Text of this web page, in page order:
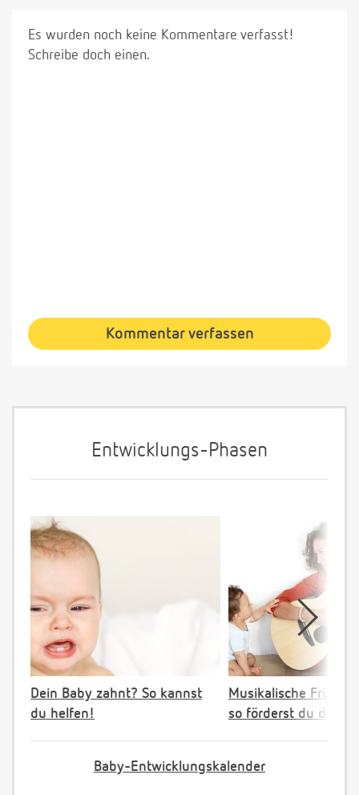
Es wurden noch keine Kommentare verfasst!
Schreibe doch einen.
Kommentar verfassen
Entwicklungs-Phasen
Dein Baby zahnt? So kannst
du helfen!
Musikalische
so förderst du dein
Baby-Entwicklungskalender